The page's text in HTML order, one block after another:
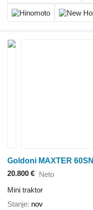
Goldoni MAXTER 60SN
20.800 € Neto
Mini traktor
Stanje nov